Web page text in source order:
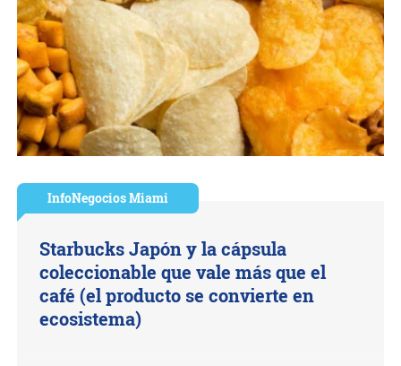
InfoNegocios Miami
Starbucks Japón y la cápsula
coleccionable que vale más que el
café (el producto se convierte en
ecosistema)